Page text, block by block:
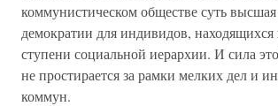
коммунистическом обществе суть
демократии для индивидов,
ступени социальной иерархии. И сила
не простирается за рамки мелких дел и
коммун.